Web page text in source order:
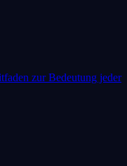
zur Bedeutung jeder